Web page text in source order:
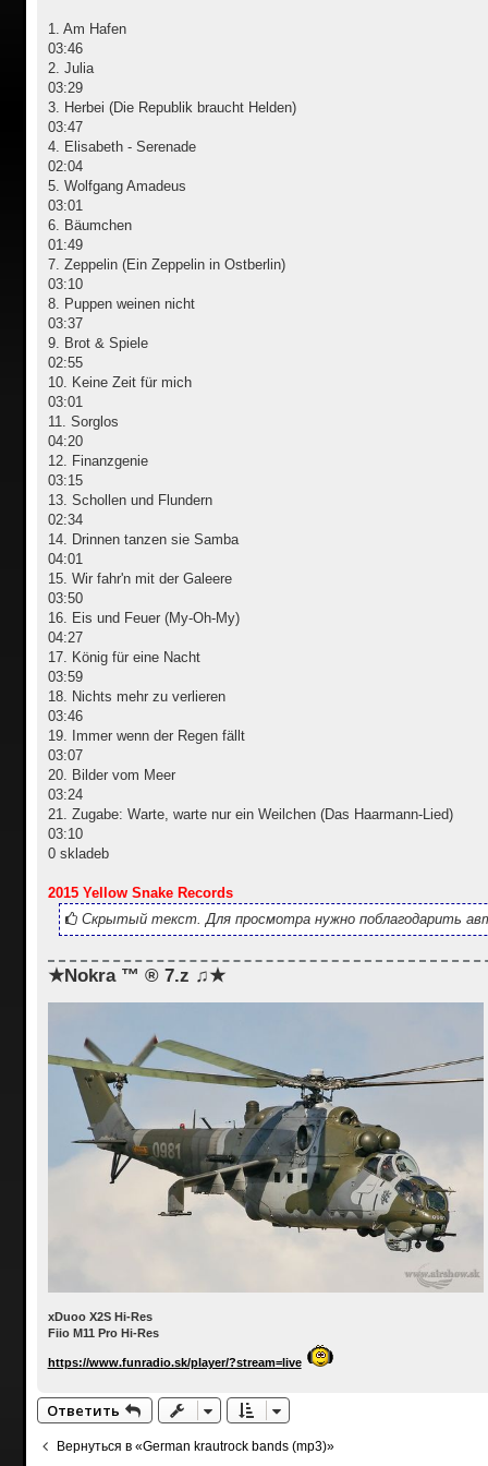
1. Am Hafen
03:46
2. Julia
03:29
3. Herbei (Die Republik braucht Helden)
03:47
4. Elisabeth - Serenade
02:04
5. Wolfgang Amadeus
03:01
6. Bäumchen
01:49
7. Zeppelin (Ein Zeppelin in Ostberlin)
03:10
8. Puppen weinen nicht
03:37
9. Brot & Spiele
02:55
10. Keine Zeit für mich
03:01
11. Sorglos
04:20
12. Finanzgenie
03:15
13. Schollen und Flundern
02:34
14. Drinnen tanzen sie Samba
04:01
15. Wir fahr'n mit der Galeere
03:50
16. Eis und Feuer (My-Oh-My)
04:27
17. König für eine Nacht
03:59
18. Nichts mehr zu verlieren
03:46
19. Immer wenn der Regen fällt
03:07
20. Bilder vom Meer
03:24
21. Zugabe: Warte, warte nur ein Weilchen (Das Haarmann-Lied)
03:10
0 skladeb
2015 Yellow Snake Records
Скрытый текст. Для просмотра нужно поблагодарить
★Nokra ™ ® 7.z ♫★
xDuoo X2S Hi-Res
Fiio M11 Pro Hi-Res
https://www.funradio.sk/player/?stream=live
Ответить
Вернуться в «German krautrock bands (mp3)»